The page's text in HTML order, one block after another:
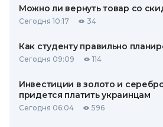
Можно ли вернуть товар со
Сегодня 10:17 34
Как студенту правильно
Сегодня 09:09 114
Инвестиции в золото и
придется платить украинцам
Сегодня 06:04 596